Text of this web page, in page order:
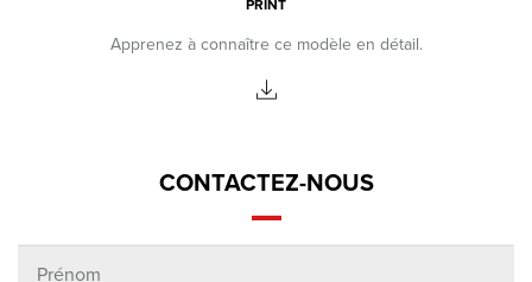
PRINT
Apprenez à connaître ce modèle en détail.
CONTACTEZ-NOUS